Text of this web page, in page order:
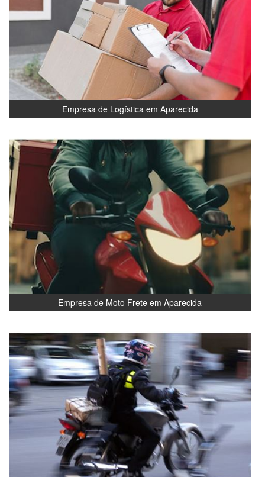
Empresa de Logística em Aparecida
Empresa de Moto Frete em Aparecida